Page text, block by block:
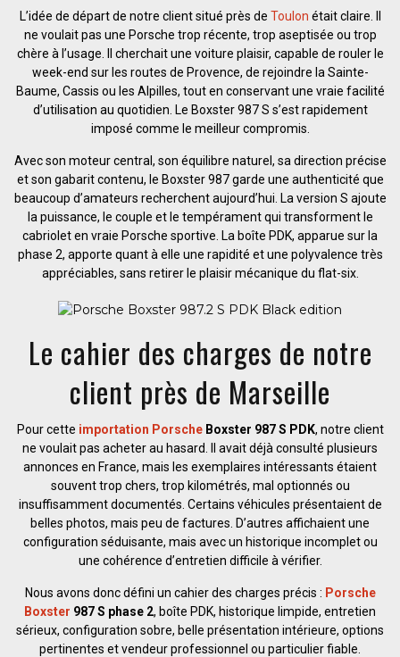
L’idée de départ de notre client situé près de Toulon était claire. Il
ne voulait pas une Porsche trop récente, trop aseptisée ou trop
chère à l’usage. Il cherchait une voiture plaisir, capable de rouler le
week-end sur les routes de Provence, de rejoindre la Sainte-
Baume, Cassis ou les Alpilles, tout en conservant une vraie facilité
d’utilisation au quotidien. Le Boxster 987 S s’est rapidement
imposé comme le meilleur compromis.
Avec son moteur central, son équilibre naturel, sa direction précise
et son gabarit contenu, le Boxster 987 garde une authenticité que
beaucoup d’amateurs recherchent aujourd’hui. La version S ajoute
la puissance, le couple et le tempérament qui transforment le
cabriolet en vraie Porsche sportive. La boîte PDK, apparue sur la
phase 2, apporte quant à elle une rapidité et une polyvalence très
appréciables, sans retirer le plaisir mécanique du flat-six.
Le cahier des charges de notre
client près de Marseille
Pour cette importation PorscheBoxster 987 S PDK, notre client
ne voulait pas acheter au hasard. Il avait déjà consulté plusieurs
annonces en France, mais les exemplaires intéressants étaient
souvent trop chers, trop kilométrés, mal optionnés ou
insuffisamment documentés. Certains véhicules présentaient de
belles photos, mais peu de factures. D’autres affichaient une
configuration séduisante, mais avec un historique incomplet ou
une cohérence d’entretien difficile à vérifier.
Nous avons donc défini un cahier des charges précis : Porsche
Boxster 987 S phase 2, boîte PDK, historique limpide, entretien
sérieux, configuration sobre, belle présentation intérieure, options
pertinentes et vendeur professionnel ou particulier fiable.